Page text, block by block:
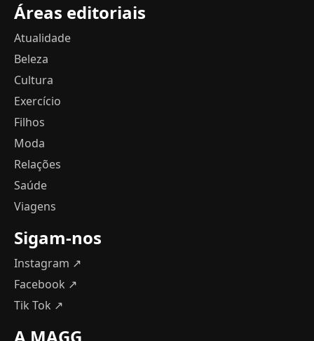
Áreas editoriais
Atualidade
Beleza
Cultura
Exercício
Filhos
Moda
Relações
Saúde
Viagens
Sigam-nos
Instagram ↗
Facebook ↗
Tik Tok ↗